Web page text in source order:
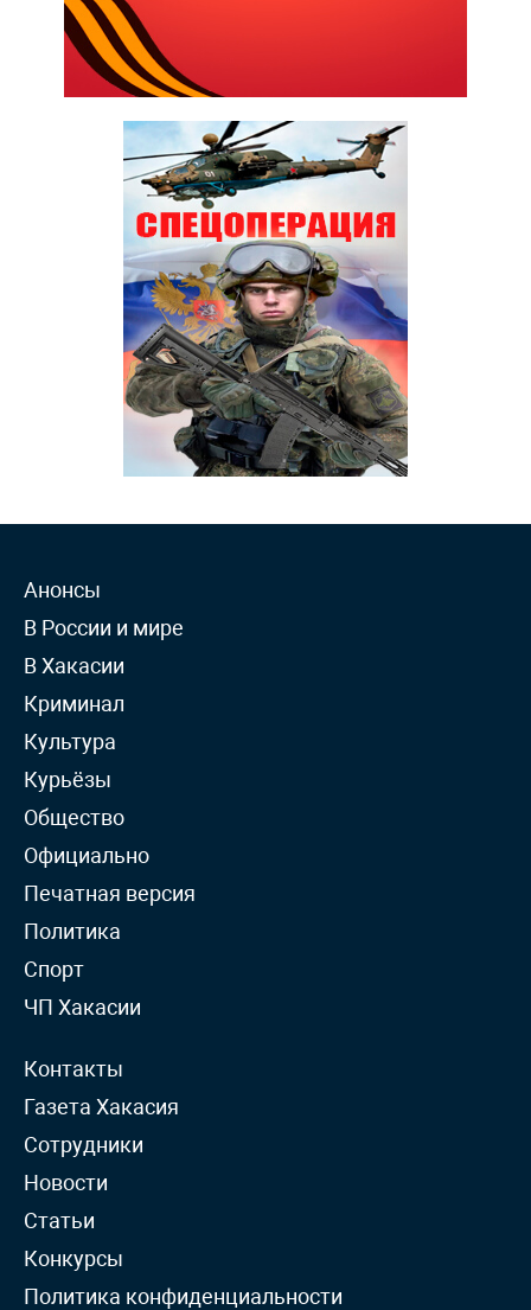
Анонсы
В России и мире
В Хакасии
Криминал
Культура
Курьёзы
Общество
Официально
Печатная версия
Политика
Спорт
ЧП Хакасии
Контакты
Газета Хакасия
Сотрудники
Новости
Статьи
Конкурсы
Политика конфиденциальности